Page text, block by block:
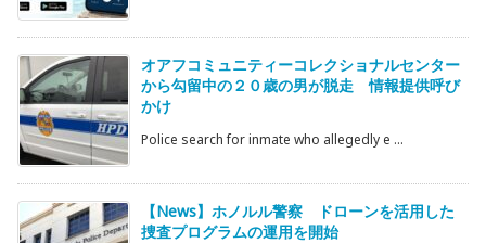
オアフコミュニティーコレクショナルセンター
から勾留中の２０歳の男が脱走 情報提供呼び
かけ
Police search for inmate who allegedly e ...
【News】ホノルル警察 ドローンを活用した
捜査プログラムの運用を開始